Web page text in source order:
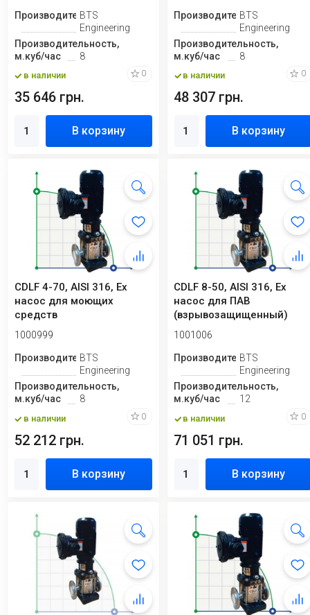
ПроизводительBTS
Engineering
Производительность,
м.куб/час
8
в наличии 0
35 646 грн.
В корзину
ПроизводительBTS
Engineering
Производительность,
м.куб/час
8
в наличии 0
48 307 грн.
В корзину
CDLF 4-70, AISI 316, Ex
насос для моющих
средств
(взрывозащищенный)
1000999
ПроизводительBTS
Engineering
Производительность,
м.куб/час
8
в наличии 0
52 212 грн.
В корзину
CDLF 8-50, AISI 316, Ex
насос для ПАВ
(взрывозащищенный)
1001006
ПроизводительBTS
Engineering
Производительность,
м.куб/час
12
в наличии 0
71 051 грн.
В корзину